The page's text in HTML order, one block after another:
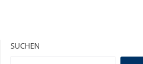
SUCHEN